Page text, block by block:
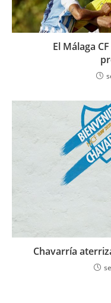
El Málaga
Chavarría